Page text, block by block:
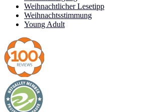
Weihnachtlicher Lesetipp
Weihnachtsstimmung
Young Adult